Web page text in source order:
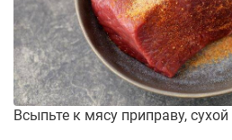
Всыпьте к мясу приправу,